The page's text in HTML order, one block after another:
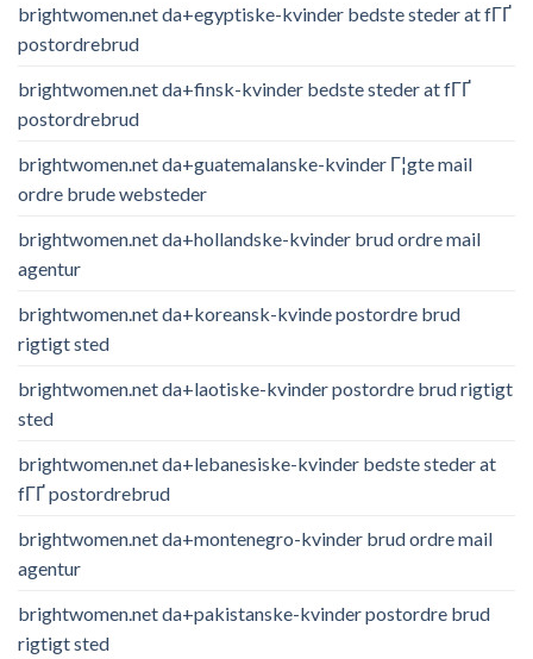
brightwomen.net da+egyptiske-kvinder bedste steder at fГҐ
postordrebrud
brightwomen.net da+finsk-kvinder bedste steder at fГҐ
postordrebrud
brightwomen.net da+guatemalanske-kvinder Г¦gte mail
ordre brude websteder
brightwomen.net da+hollandske-kvinder brud ordre mail
agentur
brightwomen.net da+koreansk-kvinde postordre brud
rigtigt sted
brightwomen.net da+laotiske-kvinder postordre brud rigtigt
sted
brightwomen.net da+lebanesiske-kvinder bedste steder at
fГҐ postordrebrud
brightwomen.net da+montenegro-kvinder brud ordre mail
agentur
brightwomen.net da+pakistanske-kvinder postordre brud
rigtigt sted